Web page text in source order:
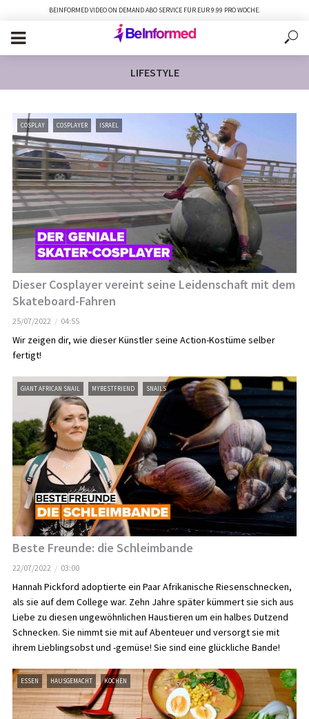
BEINFORMED VIDEO ON DEMAND ABO SERVICE FÜR EUR 9.99 PRO WOCHE.
LIFESTYLE
COSPLAY COSPLAYER ISRAEL
Dieser Cosplayer vereint seine Leidenschaft mit dem
Skateboard-Fahren
25/07/2022 04:55
Wir zeigen dir, wie dieser Künstler seine Action-Kostüme selber
fertigt!
GIANT AFRICAN SNAIL MYBESTFRIEND SNAILS
Beste Freunde: die Schleimbande
22/07/2022 03:00
Hannah Pickford adoptierte ein Paar Afrikanische Riesenschnecken,
als sie auf dem College war. Zehn Jahre später kümmert sie sich aus
Liebe zu diesen ungewöhnlichen Haustieren um ein halbes Dutzend
Schnecken. Sie nimmt sie mit auf Abenteuer und versorgt sie mit
ihrem Lieblingsobst und -gemüse! Sie sind eine glückliche Bande!
ESSEN HAUSGEMACHT KOCHEN